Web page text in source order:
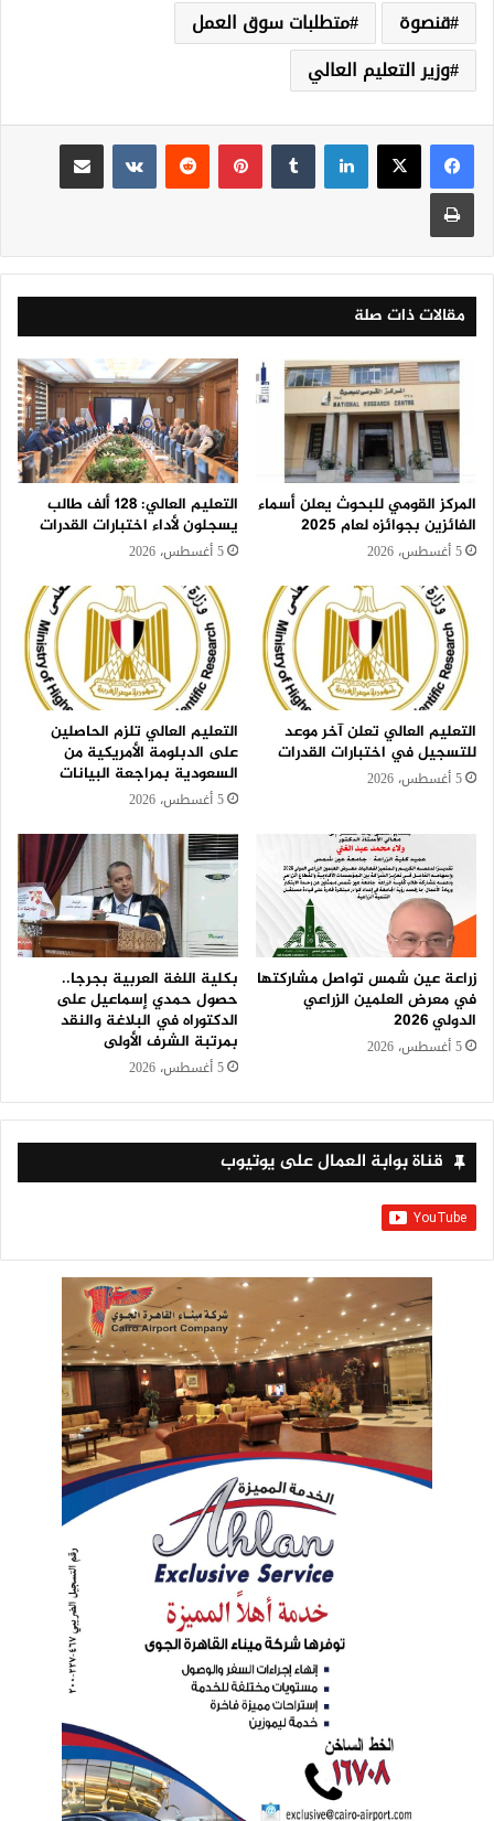
قنصوة
متطلبات سوق العمل
وزير التعليم العالي
لينكدإن بينتيريست
مقالات ذات صلة
المركز القومي للبحوث يعلن أسماء
الفائزين بجوائزه لعام 2025
5 أغسطس، 2026
التعليم العالي: 128 ألف طالب
يسجلون لأداء اختبارات القدرات
5 أغسطس، 2026
التعليم العالي تعلن آخر موعد
للتسجيل في اختبارات القدرات
5 أغسطس، 2026
التعليم العالي تلزم الحاصلين
على الدبلومة الأمريكية من
السعودية بمراجعة البيانات
5 أغسطس، 2026
زراعة عين شمس تواصل مشاركتها
في معرض العلمين الزراعي
الدولي 2026
5 أغسطس، 2026
بكلية اللغة العربية بجرجا..
حصول حمدي إسماعيل على
الدكتوراه في البلاغة والنقد
بمرتبة الشرف الأولى
5 أغسطس، 2026
قناة بوابة العمال على يوتيوب